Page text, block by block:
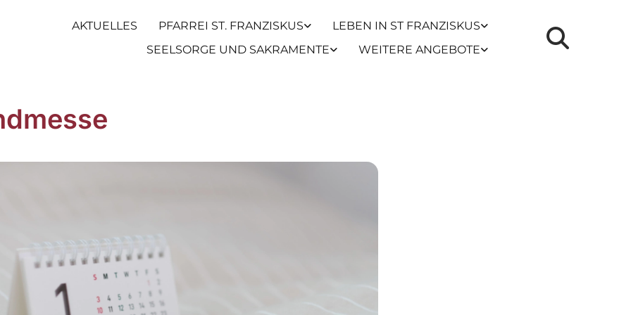
AKTUELLES PFARREI ST. FRANZISKUS
LEBEN IN ST FRANZISKUS
SEELSORGE UND SAKRAMENTE
WEITERE ANGEBOTE